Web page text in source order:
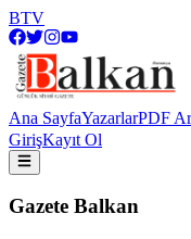
BTV
Ana SayfaYazarlarPDF
GirişKayıt Ol
Gazete Balkan